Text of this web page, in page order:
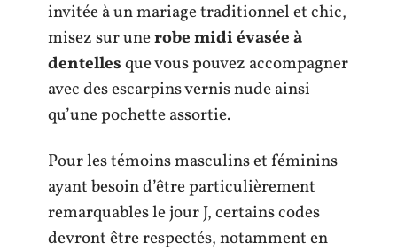
invitée à un mariage traditionnel et chic,
misez sur unerobe midi évasée à
dentellesque vous pouvez accompagner
avec des escarpins vernis nude ainsi
qu’une pochette assortie.
Pour les témoins masculins et féminins
ayant besoin d’être particulièrement
remarquables le jour J, certains codes
devront être respectés, notamment en